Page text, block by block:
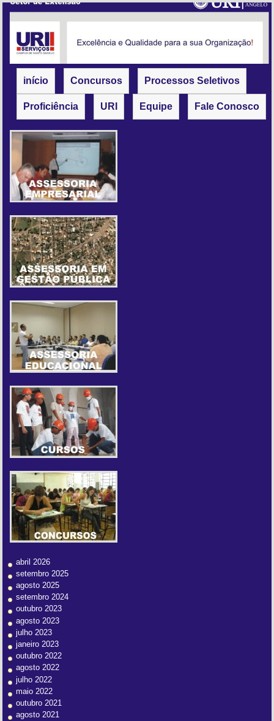
início Concursos Processos Seletivos
Proficiência URI Equipe Fale Conosco
abril 2026
setembro 2025
agosto 2025
setembro 2024
outubro 2023
agosto 2023
julho 2023
janeiro 2023
outubro 2022
agosto 2022
julho 2022
maio 2022
outubro 2021
agosto 2021